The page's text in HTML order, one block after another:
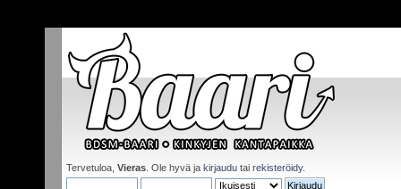
Tervetuloa, Vieras . Ole hyvä ja kirjaudu tai rekisteröidy.